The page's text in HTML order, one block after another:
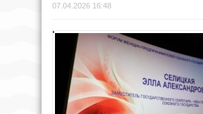
07.04.2026 16:48